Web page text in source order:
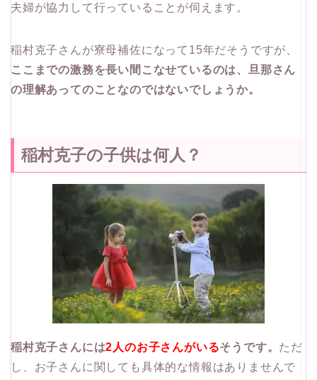
夫婦が協力して行っていることが伺えます。
稲村克子さんが寮母補佐になって15年だそうですが、
ここまでの激務を長い間こなせているのは、旦那さん
の理解あってのことなのではないでしょうか。
稲村克子の子供は何人？
稲村克子さんには2人のお子さんがいるそうです。 ただ
し、お子さんに関しても具体的な情報はありませんで